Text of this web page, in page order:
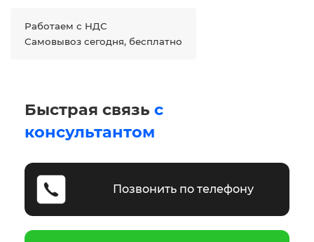
Работаем с НДС
Самовывоз сегодня, бесплатно
Быстрая связь с
консультантом
Позвонить по телефону